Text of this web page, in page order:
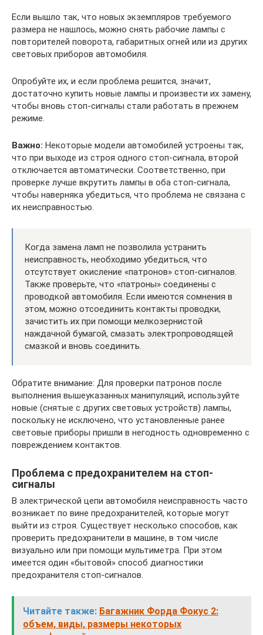
Если вышло так, что новых экземпляров требуемого
размера не нашлось, можно снять рабочие лампы с
повторителей поворота, габаритных огней или из других
световых приборов автомобиля.
Опробуйте их, и если проблема решится, значит,
достаточно купить новые лампы и произвести их замену,
чтобы вновь стоп-сигналы стали работать в прежнем
режиме.
Важно: Некоторые модели автомобилей устроены так,
что при выходе из строя одного стоп-сигнала, второй
отключается автоматически. Соответственно, при
проверке лучше вкрутить лампы в оба стоп-сигнала,
чтобы наверняка убедиться, что проблема не связана с
их неисправностью.
Когда замена ламп не позволила устранить
неисправность, необходимо убедиться, что
отсутствует окисление «патронов» стоп-сигналов.
Также проверьте, что «патроны» соединены с
проводкой автомобиля. Если имеются сомнения в
этом, можно отсоединить контакты проводки,
зачистить их при помощи мелкозернистой
наждачной бумагой, смазать электропроводящей
смазкой и вновь соединить.
Обратите внимание: Для проверки патронов после
выполнения вышеуказанных манипуляций, используйте
новые (снятые с других световых устройств) лампы,
поскольку не исключено, что установленные ранее
световые приборы пришли в негодность одновременно с
повреждением контактов.
Проблема с предохранителем на стоп-
сигналы
В электрической цепи автомобиля неисправность часто
возникает по вине предохранителей, которые могут
выйти из строя. Существует несколько способов, как
проверить предохранители в машине, в том числе
визуально или при помощи мультиметра. При этом
имеется один «бытовой» способ диагностики
предохранителя стоп-сигналов.
Читайте также: Багажник Форда Фокус 2:
объем, виды, размеры некоторых